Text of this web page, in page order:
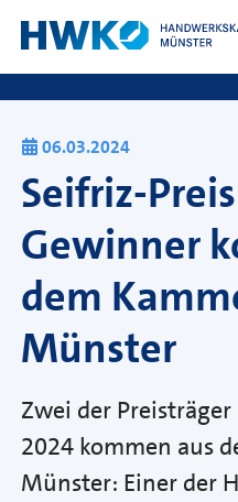
Zum Inhalt springen
Hauptnavigation
06.03.2024
Seifriz-
Gewinner
dem
Münster
Zwei der Preisträger
2024 kommen aus
Münster: Einer der